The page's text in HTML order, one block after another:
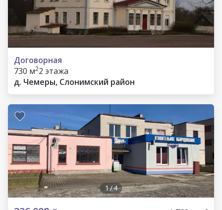
Договорная
730 м22 этажа
д. Чемеры, Слонимский район
1/4